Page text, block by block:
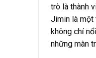
trò là thành
Jimin là một
không chỉ
những màn